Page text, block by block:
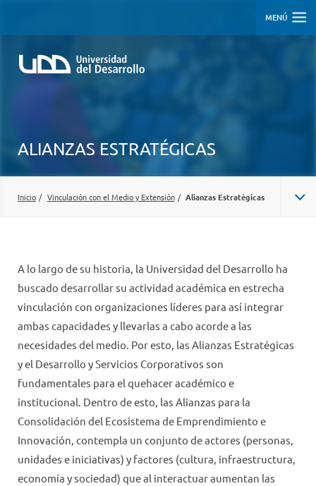
MENÚ
ALIANZAS ESTRATÉGICAS
Inicio / Vinculación con el Medio y Extensión / Alianzas Estratégicas
EXTENSIÓN
PROYECTOS INTERDISCIPLINARIOS
RED DE COLOCACIÓN
RESPONSABILIDAD PÚBLICA
VISIÓN GLOBAL
A lo largo de su historia, la Universidad del Desarrollo ha
buscado desarrollar su actividad académica en estrecha
vinculación con organizaciones líderes para así integrar
ambas capacidades y llevarlas a cabo acorde a las
necesidades del medio. Por esto, las Alianzas Estratégicas
y el Desarrollo y Servicios Corporativos son
fundamentales para el quehacer académico e
institucional. Dentro de esto, las Alianzas para la
Consolidación del Ecosistema de Emprendimiento e
Innovación, contempla un conjunto de actores (personas,
unidades e iniciativas) y factores (cultura, infraestructura,
economía y sociedad) que al interactuar aumentan las